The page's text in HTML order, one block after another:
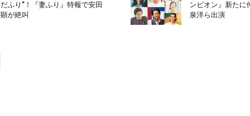
だふり”！『妻ふり』特報で安田
顕が絶叫
ンピオン』新たに
泉洋ら出演